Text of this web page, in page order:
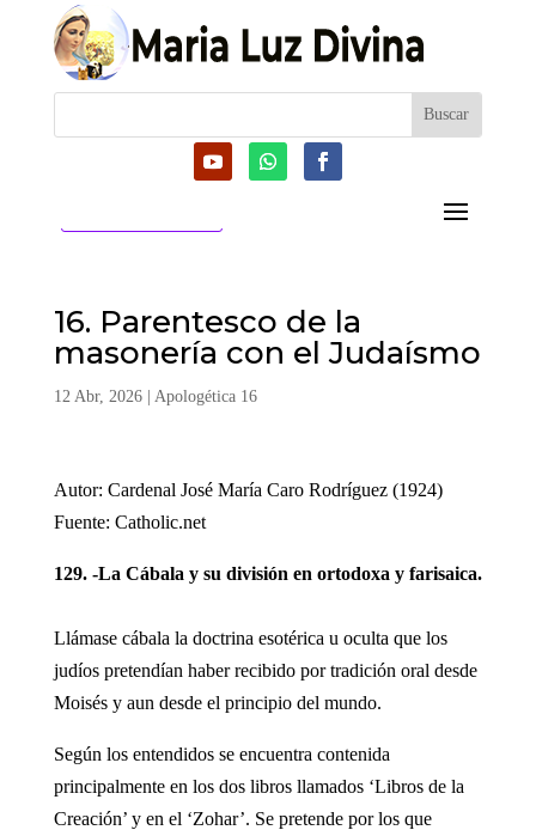
16. Parentesco de la
masonería con el Judaísmo
12 Abr, 2026| Apologética 16
Autor: Cardenal José María Caro Rodríguez (1924)
Fuente: Catholic.net
129. -La Cábala y su división en ortodoxa y farisaica.
Llámase cábala la doctrina esotérica u oculta que los
judíos pretendían haber recibido por tradición oral desde
Moisés y aun desde el principio del mundo.
Según los entendidos se encuentra contenida
principalmente en los dos libros llamados ‘Libros de la
Creación’ y en el ‘Zohar’. Se pretende por los que